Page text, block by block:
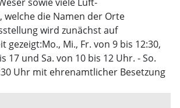
welche die Namen der Orte
wird zunächst auf
gezeigt:Mo., Mi., Fr. von 9 bis 12:30,
17 und Sa. von 10 bis 12 Uhr. - So.
Uhr mit ehrenamtlicher Besetzung